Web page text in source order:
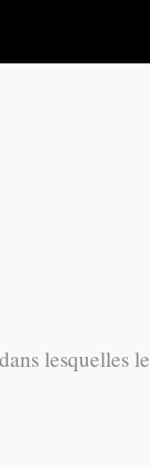
lesquelles le